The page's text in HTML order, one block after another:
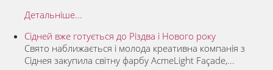
Детальніше...
Сідней вже готується до Різдва і Нового року
Свято наближається і молода креативна компанія з
Сіднея закупила світну фарбу AcmeLight Façade,...